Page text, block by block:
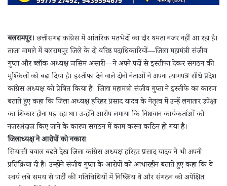
बलरामपुर।छत्तीसगढ़ कांग्रेस में आंतरिक मतभेदों का दौर थमता नजर नहीं आ रहा है।
ताजा मामले में बलरामपुर जिले के दो वरिष्ठ पदाधिकारियों—जिला महामंत्री संजीव
गुप्ता और ब्लॉक अध्यक्ष जसिम अंसारी—ने अपने पदों से इस्तीफा देकर संगठन की
मुश्किलों को बढ़ा दिया है। इस्तीफा देने वाले दोनों नेताओं ने अपना त्यागपत्र सीधे प्रदेश
कांग्रेस अध्यक्ष को प्रेषित किया है। जिला महामंत्री संजीव गुप्ता ने इस्तीफे का कारण
बताते हुए कहा कि जिला अध्यक्ष हरिहर प्रसाद यादव के नेतृत्व में उन्हें लगातार उपेक्षा
का शिकार होना पड़ रहा था। उन्होंने आरोप लगाया कि निष्ठावान कार्यकर्ताओं को
नजरअंदाज किए जाने के कारण संगठन में काम करना कठिन हो गया है।
जिलाध्यक्ष ने आरोपों को नकारा
सियासी बवाल बढ़ते देख जिला कांग्रेस अध्यक्ष हरिहर प्रसाद यादव ने भी अपनी
प्रतिक्रिया दी है। उन्होंने संजीव गुप्ता के आरोपों को आधारहीन बताते हुए कहा कि वे
स्वयं लंबे समय से पार्टी की गतिविधियों में निष्क्रिय थे और संगठन को अपेक्षित